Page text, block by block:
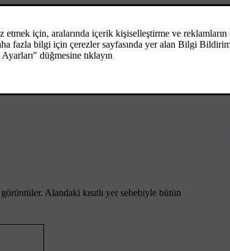
Alandaki kısıtlı yer sebebiyle bütün